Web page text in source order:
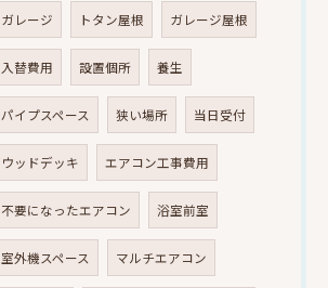
ガレージ トタン屋根 ガレージ屋根
入替費用 設置個所 養生
パイプスペース 狭い場所 当日受付
ウッドデッキ エアコン工事費用
不要になったエアコン 浴室前室
室外機スペース マルチエアコン